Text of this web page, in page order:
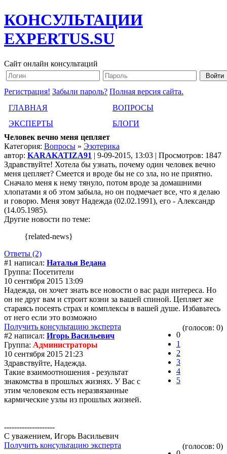
КОНСУЛЬТАЦИИ
EXPERTUS.SU
Сайт онлайн консультаций
Регистрация! Забыли пароль? Полная версия сайта.
ГЛАВНАЯ
ВОПРОСЫ
ЭКСПЕРТЫ
БЛОГИ
Человек вечно меня цепляет
Категория: Вопросы » Эзотерика
автор: KARAKATIZA91 | 9-09-2015, 13:03 | Просмотров: 1847
Здравствуйте! Хотела бы узнать, почему один человек вечно
меня цепляет? Смеется и вроде бы не со зла, но не приятно.
Сначало меня к нему тянуло, потом вроде за домашними
хлопатами я об этом забыла, но он подмечает все, что я делаю
и говорю. Меня зовут Надежда (02.02.1991), его - Александр
(14.05.1985).
Другие новости по теме:
{related-news}
Ответы (2)
#1 написал: Наталья Ведана
Группа: Посетители
10 сентября 2015 13:09
Надежда, он хочет знать все новости о вас ради интереса. Но
он не друг вам и строит козни за вашей спиной. Цепляет же
стараясь посеять страх и комплексы в вашей душе. Избавьтесь
от него если это возможно
Получить консультацию эксперта
0
1
2
3
4
5
(голосов: 0)
#2 написал: Игорь Васильевич
Группа: Администраторы
10 сентября 2015 21:23
Здравствуйте, Надежда.
Такие взаимоотношения - результат
знакомства в прошлых жизнях. У Вас с
этим человеком есть неразвязанные
кармические узлы из прошлых жизней.
--------------------
С уважением, Игорь Васильевич
Получить консультацию эксперта
(голосов: 0)